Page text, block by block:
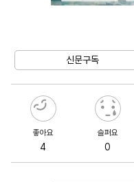
신문구독
좋아요
4
슬퍼요
0